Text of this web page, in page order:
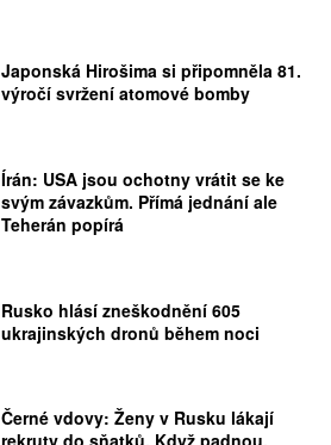
Japonská Hirošima si připomněla 81.
výročí svržení atomové bomby
Írán: USA jsou ochotny vrátit se ke
svým závazkům. Přímá jednání ale
Teherán popírá
Rusko hlásí zneškodnění 605
ukrajinských dronů během noci
Černé vdovy: Ženy v Rusku lákají